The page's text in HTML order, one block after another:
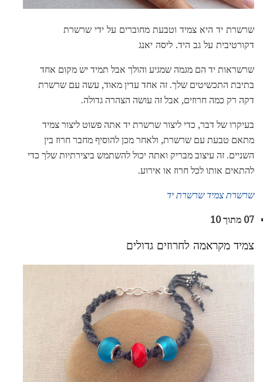
שרשרת יד היא צמיד וטבעת מחוברים על ידי שרשרת
דקורטיבית על גב היד. ליסה יאנג
שרשראות יד הם מגמה שמגיע והולך אבל תמיד יש מקום אחד
בתיבת התכשיטים שלך. זה אחד עדין מאוד, עשה עם שרשרת
דקה רק כמה חרוזים, אבל זה עושה הצהרה גדולה.
בעיקרו של דבר, כדי ליצור שרשרת יד אתה פשוט ליצור צמיד
מתאם טבעת עם שרשרת, ולאחר מכן להוסיף מחבר חרוז בין
השניים. זה עיצוב מבריק ואתה יכול להשתמש ביצירתיות שלך כדי
להתאים אותו לכל חרוז או אירוע.
שרשרת צמיד שרשרת יד
07 מתוך 10
צמיד מקראמה לחרוזים גדולים